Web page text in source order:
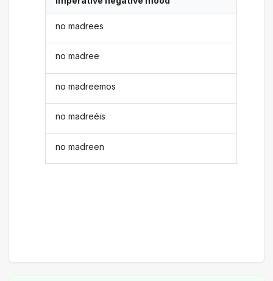
no madrees
no madree
no madreemos
no madreéis
no madreen